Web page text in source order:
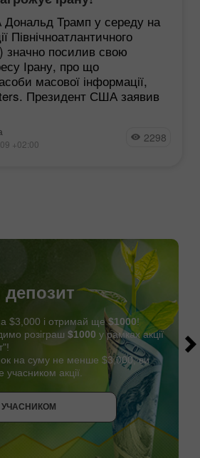
Трамп у середу на
Північноатлантичного
значно посилив свою
Ірану, про що
масової інформації,
Президент США заявив
+02:00 2298
$3,000 і отримай ще$1000!
розіграш $1000 у рамках акції
на суму не менше $3,000, ви
акції.
УЧАСНИКОМ
БОНУС